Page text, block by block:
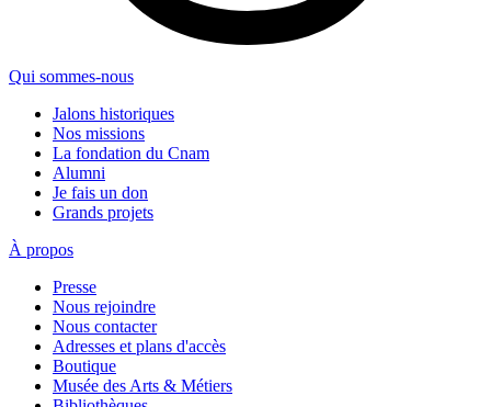
Qui sommes-nous
Jalons historiques
Nos missions
La fondation du Cnam
Alumni
Je fais un don
Grands projets
À propos
Presse
Nous rejoindre
Nous contacter
Adresses et plans d'accès
Boutique
Musée des Arts & Métiers